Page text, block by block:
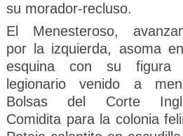
su morador-recluso.
El Menesteroso,
por la izquierda, asoma
esquina con su figura
legionario venido a
Bolsas del Corte
Comidita para la colonia